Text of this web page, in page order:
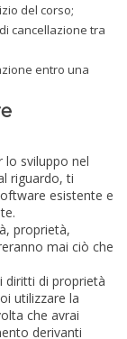
del corso;
cancellazione tra
entro una
lo sviluppo nel
riguardo, ti
esistente e
proprietà,
mai ciò che
diritti di proprietà
utilizzare la
che avrai
derivanti